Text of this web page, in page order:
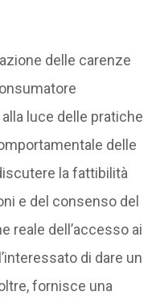
delle carenze
luce delle pratiche
delle
la fattibilità
e del consenso del
reale dell’accesso ai
di dare un
fornisce una